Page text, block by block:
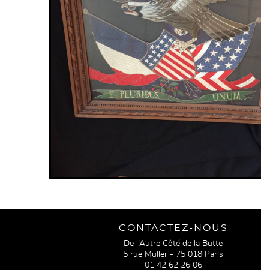
CONTACTEZ-NOUS
De l’Autre Côté de la Butte
5 rue Muller - 75 018 Paris
01 42 62 26 06